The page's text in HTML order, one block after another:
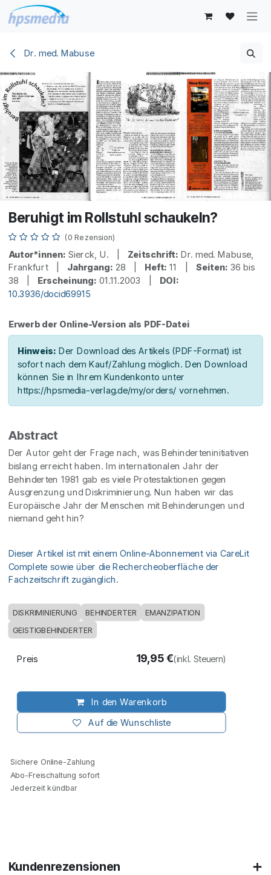
Zum Inhalt springen
Dr. med. Mabuse
Beruhigt im Rollstuhl schaukeln?
(0 Rezension)
Autor*innen: Sierck, U. | Zeitschrift: Dr. med. Mabuse,
Frankfurt | Jahrgang: 28 | Heft: 11 | Seiten: 36 bis
38 | Erscheinung: 01.11.2003 | DOI:
10.3936/docid69915
Erwerb der Online-Version als PDF-Datei
Hinweis: Der Download des Artikels (PDF-Format) ist
sofort nach dem Kauf/Zahlung möglich. Den Download
können Sie in Ihrem Kundenkonto unter
https://hpsmedia-verlag.de/my/orders/ vornehmen.
Abstract
Der Autor geht der Frage nach, was Behinderteninitiativen
bislang erreicht haben. Im internationalen Jahr der
Behinderten 1981 gab es viele Protestaktionen gegen
Ausgrenzung und Diskriminierung. Nun haben wir das
Europäische Jahr der Menschen mit Behinderungen und
niemand geht hin?
Dieser Artikel ist mit einem Online-Abonnement via CareLit
Complete sowie über die Rechercheoberfläche der
Fachzeitschrift zugänglich.
DISKRIMINIERUNG BEHINDERTER EMANZIPATION
GEISTIGBEHINDERTER
In den Warenkorb
Auf die Wunschliste
Preis 19,95€(inkl. Steuern)
Sichere Online-Zahlung
Abo-Freischaltung sofort
Jederzeit kündbar
Kundenrezensionen